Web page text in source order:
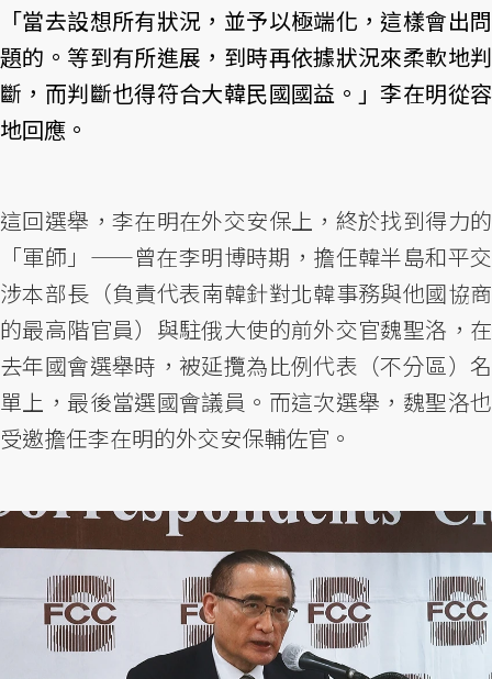
「當去設想所有狀況，並予以極端化，這樣會出問
題的。等到有所進展，到時再依據狀況來柔軟地判
斷，而判斷也得符合大韓民國國益。」李在明從容
地回應。
這回選舉，李在明在外交安保上，終於找到得力的
「軍師」——曾在李明博時期，擔任韓半島和平交
涉本部長（負責代表南韓針對北韓事務與他國協商
的最高階官員）與駐俄大使的前外交官魏聖洛，在
去年國會選舉時，被延攬為比例代表（不分區）名
單上，最後當選國會議員。而這次選舉，魏聖洛也
受邀擔任李在明的外交安保輔佐官。